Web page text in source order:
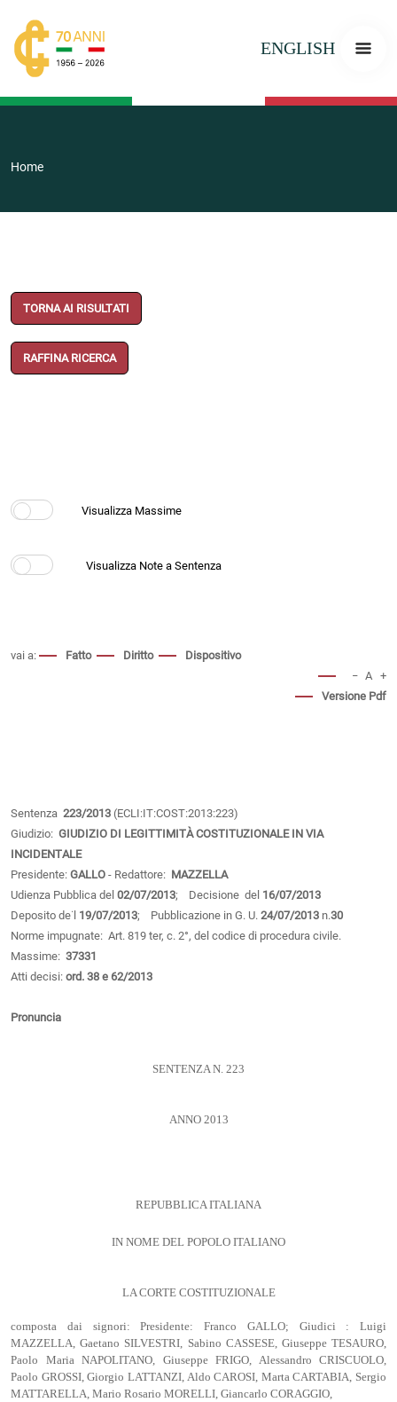
ENGLISH
Home
TORNA AI RISULTATI
RAFFINA RICERCA
vai a: Fatto Diritto
Dispositivo
− A +
Versione Pdf
Sentenza 223/2013 (ECLI:IT:COST:2013:223)
Giudizio: GIUDIZIO DI LEGITTIMITÀ COSTITUZIONALE IN VIA
INCIDENTALE
Presidente: GALLO - Redattore: MAZZELLA
Udienza Pubblica del 02/07/2013; Decisione del 16/07/2013
Deposito de˙l 19/07/2013; Pubblicazione in G. U. 24/07/2013 n.30
Norme impugnate: Art. 819 ter, c. 2°, del codice di procedura civile.
Massime: 37331
Atti decisi: ord. 38 e 62/2013
Pronuncia
SENTENZA N. 223
ANNO 2013
REPUBBLICA ITALIANA
IN NOME DEL POPOLO ITALIANO
LA CORTE COSTITUZIONALE
composta dai signori: Presidente: Franco GALLO; Giudici : Luigi
MAZZELLA, Gaetano SILVESTRI, Sabino CASSESE, Giuseppe TESAURO,
Paolo Maria NAPOLITANO, Giuseppe FRIGO, Alessandro CRISCUOLO,
Paolo GROSSI, Giorgio LATTANZI, Aldo CAROSI, Marta CARTABIA, Sergio
MATTARELLA, Mario Rosario MORELLI, Giancarlo CORAGGIO,